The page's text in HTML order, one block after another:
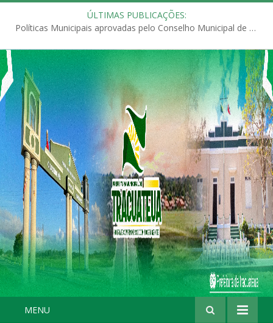
ÚLTIMAS PUBLICAÇÕES:
Políticas Municipais aprovadas pelo Conselho Municipal de Educação (CME)
MENU